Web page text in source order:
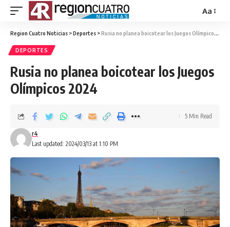
Aa
Region Cuatro Noticias >Deportes >Rusia no planea boicotear los Juegos Olímpicos 2024
DEPORTES
Rusia no planea boicotear los Juegos
Olímpicos 2024
Last updated: 2024/03/13 at 1:10 PM
r4
5 Min Read